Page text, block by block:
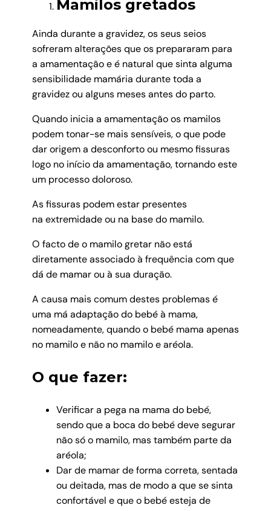
Mamilos gretados
Ainda durante a gravidez, os seus seios
sofreram alterações que os prepararam para
a amamentação e é natural que sinta alguma
sensibilidade mamária durante toda a
gravidez ou alguns meses antes do parto.
Quando inicia a amamentação os mamilos
podem tonar-se mais sensíveis, o que pode
dar origem a desconforto ou mesmo fissuras
logo no início da amamentação, tornando este
um processo doloroso.
As fissuras podem estar presentes
na extremidade ou na base do mamilo.
O facto de o mamilo gretar não está
diretamente associado à frequência com que
dá de mamar ou à sua duração.
A causa mais comum destes problemas é
uma má adaptação do bebé à mama,
nomeadamente, quando o bebé mama apenas
no mamilo e não no mamilo e aréola.
O que fazer:
Verificar a pega na mama do bebé,
sendo que a boca do bebé deve segurar
não só o mamilo, mas também parte da
aréola;
Dar de mamar de forma correta, sentada
ou deitada, mas de modo a que se sinta
confortável e que o bebé esteja de